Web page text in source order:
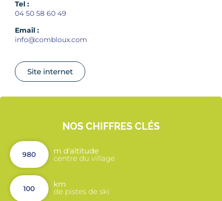
Tel :
04 50 58 60 49
Email :
info@combloux.com
Site internet
NOS CHIFFRES CLÉS
980 m d'altitude
centre du village
100 km
de pistes de ski